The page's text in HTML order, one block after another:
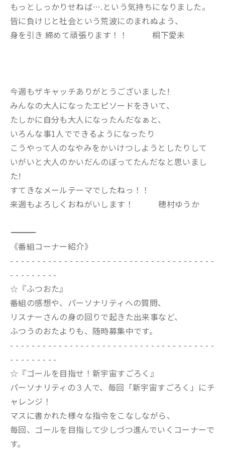
もっとしっかりせねば….という気持ちになりました。
皆に負けじと社会という荒波にのまれぬよう、
身を引き 締めて頑張ります！！ 桐下愛未
今週もザキャッチありがとうございました!
みんなの大人になったエピソードをきいて、
たしかに自分も大人になったんだなぁと、
いろんな事1人でできるようになったり
こうやって人のなやみをかいけつしようとしたりして
いがいと大人のかいだんのぼってたんだなと思いまし
た!
すてきなメールテーマでしたねっ！！
来週もよろしくおねがいします！ 穂村ゆうか
――――――――――――――――――――――――――――――――――――――――――
《番組コーナー紹介》
- - - - - - - - - - - - - - - - - - - - - - - - - - - - - - - - - - - - - -
- - - - - - - - -
☆『ふつおた』
番組の感想や、パーソナリティへの質問、
リスナーさんの身の回りで起きた出来事など、
ふつうのおたよりも、随時募集中です。
- - - - - - - - - - - - - - - - - - - - - - - - - - - - - - - - - - - - - -
- - - - - - - - -
☆『ゴールを目指せ！新宇宙すごろく』
パーソナリティの３人で、毎回「新宇宙すごろく」にチ
ャレンジ！
マスに書かれた様々な指令をこなしながら、
毎回、ゴールを目指して少しづつ進んでいくコーナーで
す。